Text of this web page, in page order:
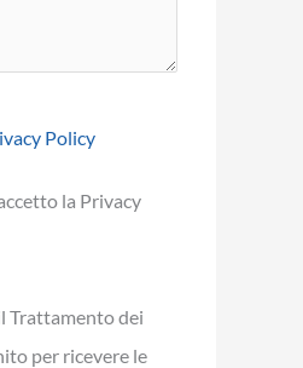
Policy
la Privacy
Trattamento dei
per ricevere le